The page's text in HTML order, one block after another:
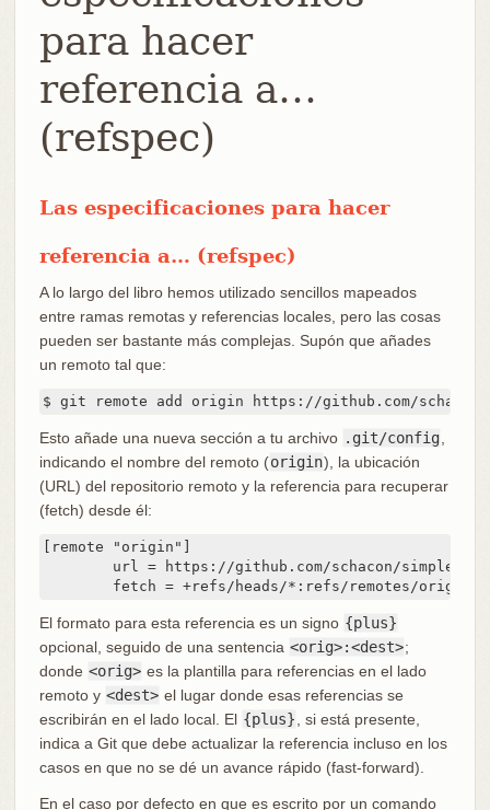
para hacer
referencia a…​
(refspec)
Las especificaciones para hacer
referencia a…​ (refspec)
A lo largo del libro hemos utilizado sencillos mapeados
entre ramas remotas y referencias locales, pero las cosas
pueden ser bastante más complejas. Supón que añades
un remoto tal que:
$ git remote add origin https://github.com/
Esto añade una nueva sección a tu archivo .git/config
indicando el nombre del remoto (origin), la ubicación
(URL) del repositorio remoto y la referencia para recuperar
(fetch) desde él:
[remote "origin"]
	fetch = +refs/heads/*:refs/remotes/origin/*
El formato para esta referencia es un signo {plus}
opcional, seguido de una sentencia <orig>:<dest>;
donde <orig> es la plantilla para referencias en el lado
remoto y <dest> el lugar donde esas referencias se
escribirán en el lado local. El {plus}
, si está presente,
indica a Git que debe actualizar la referencia incluso en los
casos en que no se dé un avance rápido (fast-forward).
En el caso por defecto en que es escrito por un comando